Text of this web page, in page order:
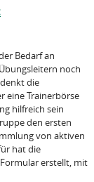
Bedarf an
noch
die
eine Trainerbörse
hilfreich sein
den ersten
von aktiven
hat die
erstellt, mit